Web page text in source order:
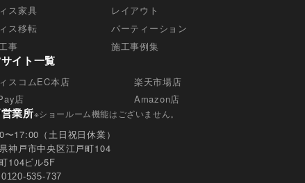
任意によるものです。ただし、必要な
な対応ができない場合があります。
ス家具
レイアウト
ス移転
パーティーション
事
施工事例集
イト一覧
スコムEC本店
楽天市場店
店
Amazon店
業所※ショールーム機能はございません。
〜17:00（土日祝日休業）
神戸市中央区江戸町104
104ビル5F
535-737